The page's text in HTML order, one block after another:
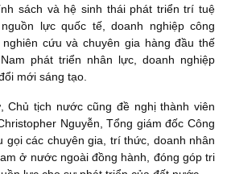
sách và hệ sinh thái phát triển trí tuệ
lực quốc tế, doanh nghiệp công
cứu và chuyên gia hàng đầu thế
phát triển nhân lực, doanh nghiệp
mới sáng tạo.
Chủ tịch nước cũng đề nghị thành viên
Nguyễn, Tổng giám đốc Công
gọi các chuyên gia, trí thức, doanh nhân
ở nước ngoài đồng hành, đóng góp tri